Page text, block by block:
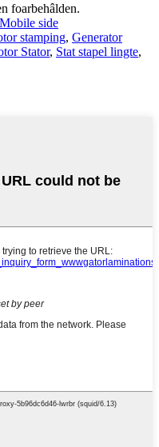
foarbehâlden.
Mobile side
stamping, Generator
Stator, Stat stapel lingte,